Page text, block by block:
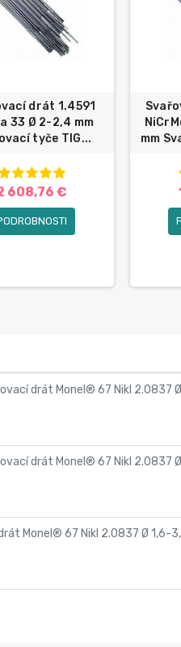
drát 1.4591
33 Ø 2-2,4 mm
tyče TIG...
608,76 €
mm
drát Monel® 67 Nikl 2.0837
drát Monel® 67 Nikl 2.0837
Monel® 67 Nikl 2.0837 Ø 1,6-